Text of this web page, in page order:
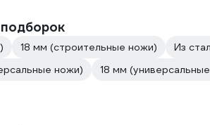
18 мм (строительные ножи) Из
ножи)
18 мм